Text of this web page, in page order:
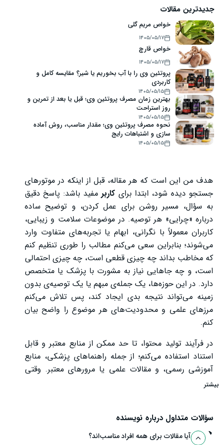
جدیدترین مقالات
خواص مریم گلی
۱۴۰۵/۰۵/۱۷
خواص قارچ
۱۴۰۵/۰۵/۱۷
پروتئین وی را با آب بخوریم یا شیر؟ مقایسه کامل و
کاربردی
۱۴۰۵/۰۵/۱۵
بهترین زمان مصرف پروتئین وی؛ قبل یا بعد از تمرین و
روز استراحت
۱۴۰۵/۰۵/۱۵
نحوه مصرف پروتئین وی؛ مقدار مناسب، روش آماده
سازی و اشتباهات رایج
۱۴۰۵/۰۵/۱۵
هدف من این است که هر مقاله، قبل از اینکه در موتورهای
جستجو دیده شود، ابتدا برای کاربرمفید باشد: پاسخ دقیق
به سؤال، مسیر روشن برای عمل کردن، و توضیح ساده
درباره «چرایی» هر توصیه. در موضوعات سلامت و زیبایی،
کاربران معمولاً با نگرانی، ابهام یا تجربه‌های متفاوت وارد
می‌شوند؛ بنابراین سعی می‌کنم مطالب را طوری تنظیم کنم
که مخاطب بداند چه چیزی قطعی است، چه چیزی احتمالی
است، و چه جاهایی نیاز به مشورت با پزشک یا متخصص
دارد. در این حوزه‌ها، یک جمله‌ی مبهم یا یک توصیه‌ی بدون
زمینه می‌تواند نتیجه بدی ایجاد کند، پس تلاش می‌کنم
مرزهای علمی و محدودیت‌های هر موضوع را واضح بیان
کنم.
در فرآیند تولید محتوا، تا حد ممکن از منابع معتبر و قابل
استناد استفاده می‌کنم؛ از جمله راهنماهای پزشکی، منابع
آموزشی رسمی، و مقالات علمی یا مرورهای معتبر. وقتی
یک مطلب درباره تغذیه، پوست و مو، تناسب اندام،
«درمان قطعی»، «نتیجه تضمینی» یا «نسخه یکسان برای
همه» جلوگیری کنیم. به همین دلیل، در تدوین نهایی محتوا
بیشتر
سؤالات متداول درباره نویسنده
آیا مقالات برای همه افراد مناسب‌اند؟